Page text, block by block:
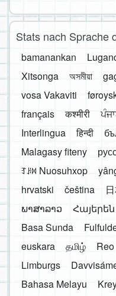
Stats nach Sprache
bamanankan
Xitsonga
অসমীয়া
vosa Vakaviti
français
कश्मीरी
Interlingua
हिन्दी
Malagasy fiteny
ꆈꌠ꒿ Nuosuhxop
hrvatski
čeština
ພາສາລາວ
Հայերեն
Basa Sunda
euskara
தமிழ்
Limburgs
Bahasa Melayu